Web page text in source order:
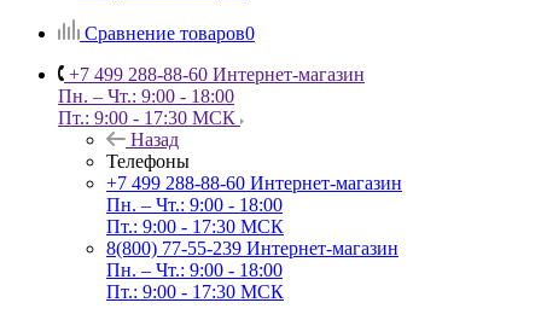
Сравнение товаров0
+7 499 288-88-60 Интернет-магазин
Пн. – Чт.: 9:00 - 18:00
Пт.: 9:00 - 17:30 МСК
Назад
Телефоны
+7 499 288-88-60 Интернет-магазин
Пн. – Чт.: 9:00 - 18:00
Пт.: 9:00 - 17:30 МСК
8(800) 77-55-239 Интернет-магазин
Пн. – Чт.: 9:00 - 18:00
Пт.: 9:00 - 17:30 МСК